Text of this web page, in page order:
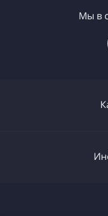
Мы в